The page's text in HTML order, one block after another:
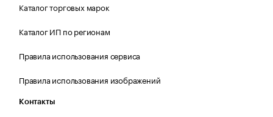
Каталог торговых марок
Каталог ИП по регионам
Правила использования сервиса
Правила использования изображений
Контакты